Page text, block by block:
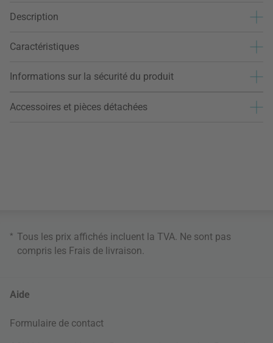
Description
Caractéristiques
Informations sur la sécurité du produit
Accessoires et pièces détachées
* Tous les prix affichés incluent la TVA. Ne sont pas
compris les Frais de livraison
Aide
Formulaire de contact